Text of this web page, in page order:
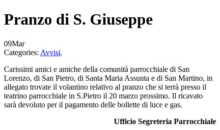
Pranzo di S. Giuseppe
09Mar
Categories: Avvisi.
Carissimi amici e amiche della comunità parrocchiale di San
Lorenzo, di San Pietro, di Santa Maria Assunta e di San Martino, in
allegato trovate il volantino relativo al pranzo che si terrà presso il
teatrino parrocchiale in S.Pietro il 20 marzo prossimo. Il ricavato
sarà devoluto per il pagamento delle bollette di luce e gas.
Ufficio Segreteria Parrocchiale